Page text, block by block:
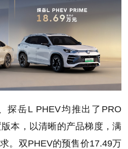
探岳L PHEV均推出了PRO
本，以清晰的产品梯度，满
。双PHEV的预售价17.49万